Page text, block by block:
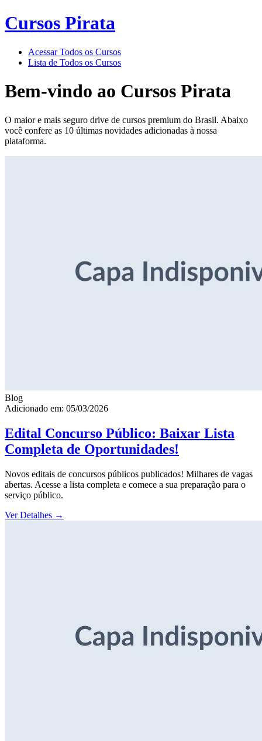
Cursos Pirata
Acessar Todos os Cursos
Lista de Todos os Cursos
Bem-vindo ao Cursos Pirata
O maior e mais seguro drive de cursos premium do Brasil. Abaixo
você confere as 10 últimas novidades adicionadas à nossa
plataforma.
Blog
Adicionado em: 05/03/2026
Edital Concurso Público: Baixar Lista
Completa de Oportunidades!
Novos editais de concursos públicos publicados! Milhares de vagas
abertas. Acesse a lista completa e comece a sua preparação para o
serviço público.
Ver Detalhes →